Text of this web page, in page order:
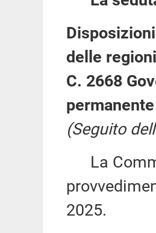
delle
C. 2668
(Seguito
La
2025.